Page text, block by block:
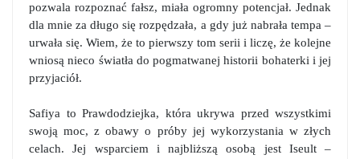
pozwala rozpoznać fałsz, miała ogromny potencjał. Jednak
dla mnie za długo się rozpędzała, a gdy już nabrała tempa –
urwała się. Wiem, że to pierwszy tom serii i liczę, że kolejne
wniosą nieco światła do pogmatwanej historii bohaterki i jej
przyjaciół.
Safiya to Prawdodziejka, która ukrywa przed wszystkimi
swoją moc, z obawy o próby jej wykorzystania w złych
celach. Jej wsparciem i najbliższą osobą jest Iseult –